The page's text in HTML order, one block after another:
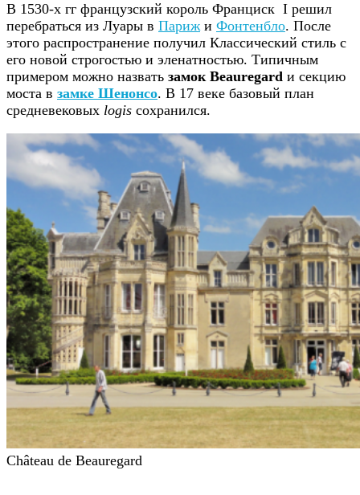
В 1530-х гг французский король Франциск I решил
перебраться из Луары в Парижи Фонтенбло. После
этого распространение получил Классический стиль с
его новой строгостью и эленатностью. Типичным
примером можно назвать замок Beauregard и секцию
моста в замке Шенонсо. В 17 веке базовый план
средневековых logis сохранился.
Château de Beauregard